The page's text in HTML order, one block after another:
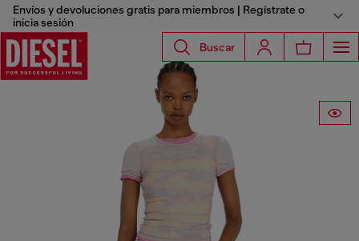
Envíos y devoluciones gratis para miembros | Regístrate o
inicia sesión
Buscar